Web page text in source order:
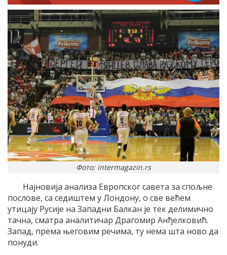
Фото: intermagazin.rs
Најновија анализа Европског савета за спољне
послове, са седиштем у Лондону, о све већем
утицају Русије на Западни Балкан је тек делимично
тачна, сматра аналитичар Драгомир Анђелковић.
Запад, према његовим речима, ту нема шта ново да
понуди.